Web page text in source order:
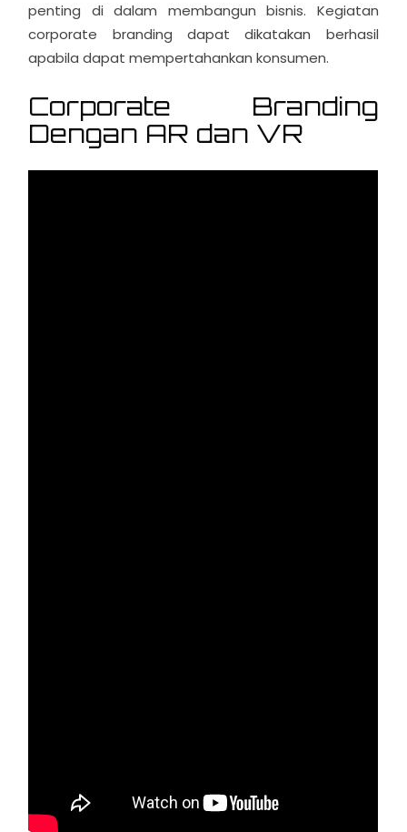
penting di dalam membangun bisnis. Kegiatan
corporate branding dapat dikatakan berhasil
apabila dapat mempertahankan konsumen.
Corporate Branding
Dengan AR dan VR